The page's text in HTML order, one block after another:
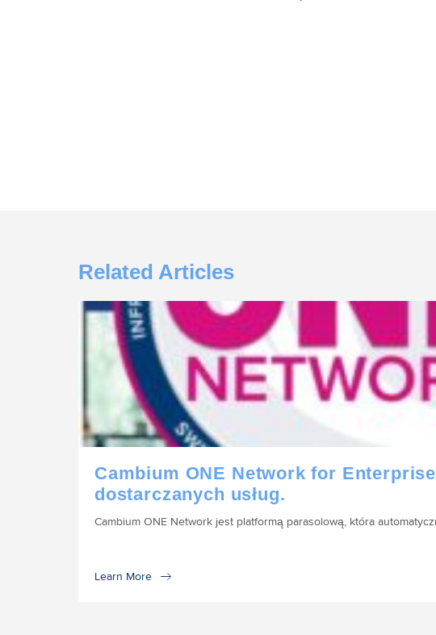
Related Articles
Cambium ONE Network for
dostarczanych usług.
Cambium ONE Network jest platformą parasolową, która
Learn More